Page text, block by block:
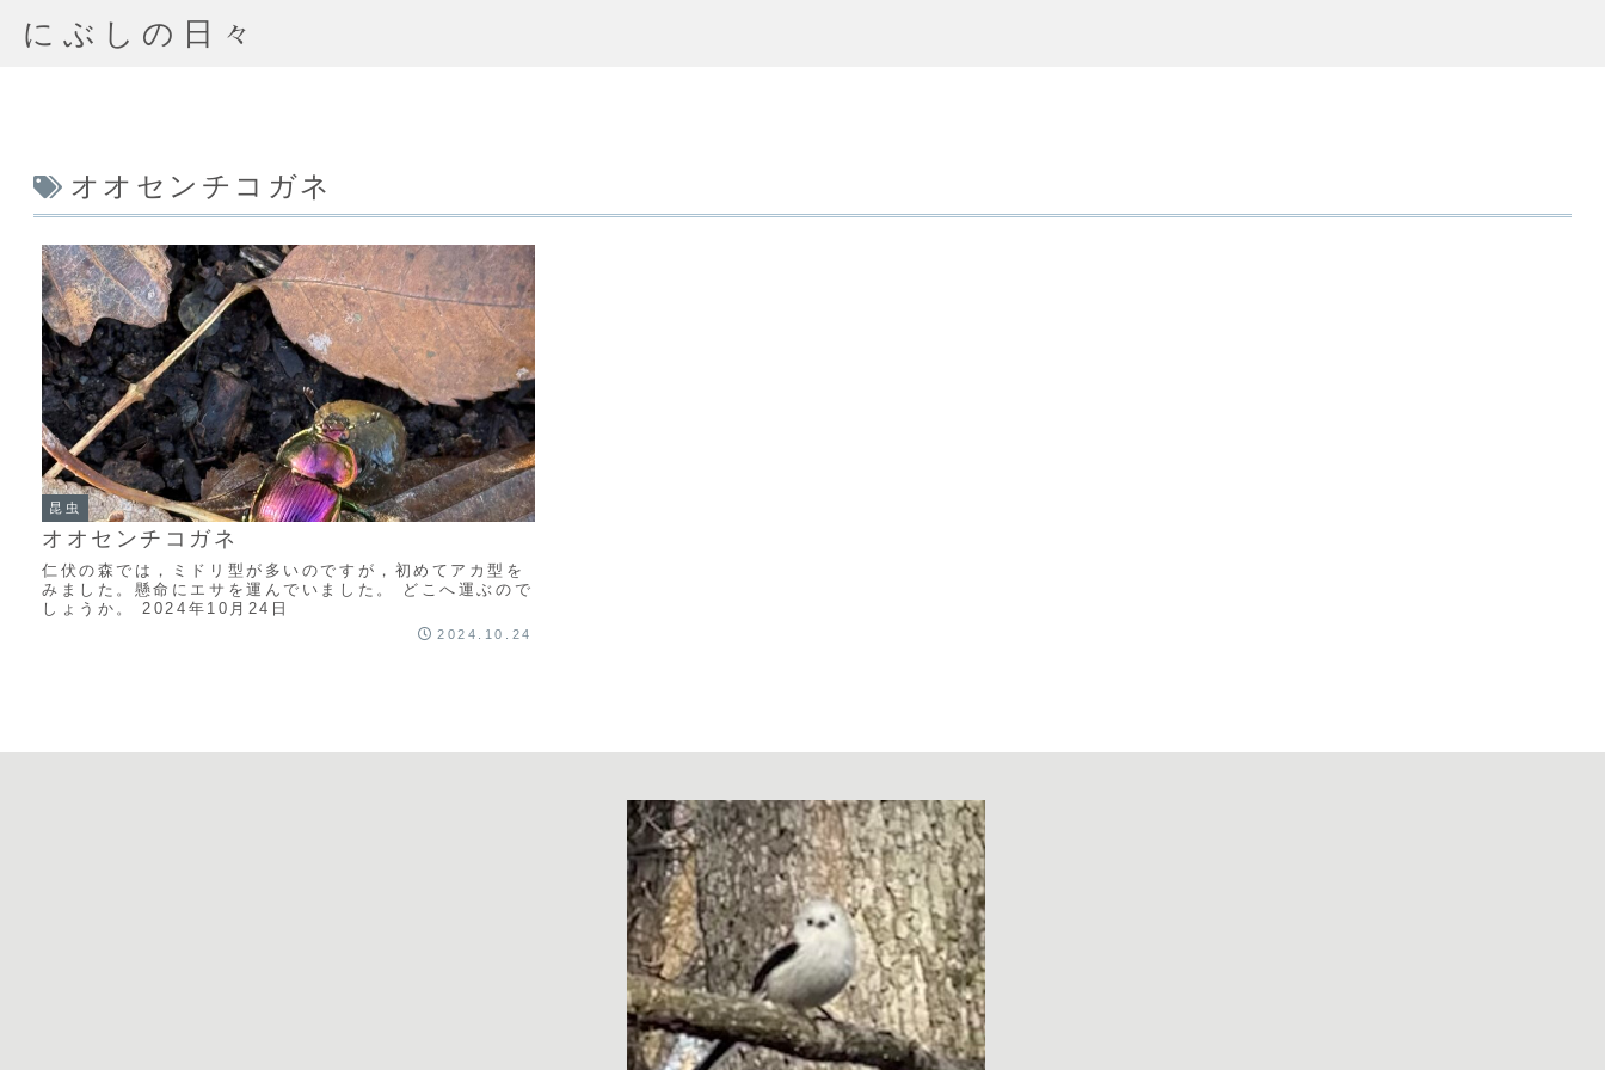
にぶしの日々
オオセンチコガネ
昆虫
オオセンチコガネ
仁伏の森では，ミドリ型が多いのですが，初めてアカ型を
みました。懸命にエサを運んでいました。 どこへ運ぶので
しょうか。 2024年10月24日
2024.10.24